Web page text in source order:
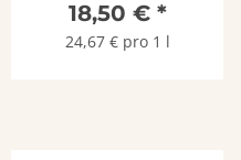
18,50 € *
24,67 € pro 1 l